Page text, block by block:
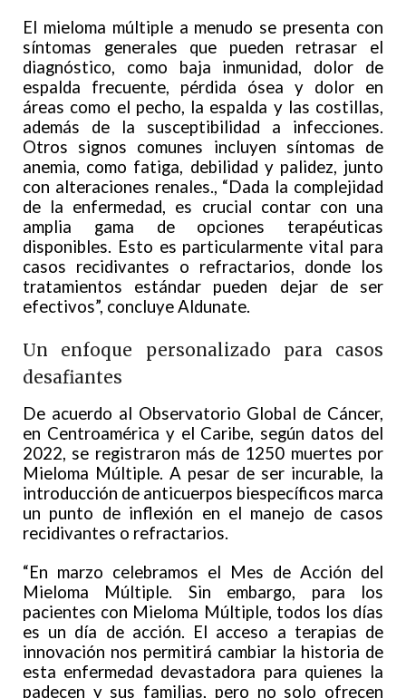
El mieloma múltiple a menudo se presenta con
síntomas generales que pueden retrasar el
diagnóstico, como baja inmunidad, dolor de
espalda frecuente, pérdida ósea y dolor en
áreas como el pecho, la espalda y las costillas,
además de la susceptibilidad a infecciones.
Otros signos comunes incluyen síntomas de
anemia, como fatiga, debilidad y palidez, junto
con alteraciones renales., “Dada la complejidad
de la enfermedad, es crucial contar con una
amplia gama de opciones terapéuticas
disponibles. Esto es particularmente vital para
casos recidivantes o refractarios, donde los
tratamientos estándar pueden dejar de ser
efectivos”, concluye Aldunate.
Un enfoque personalizado para casos
desafiantes
De acuerdo al Observatorio Global de Cáncer,
en Centroamérica y el Caribe, según datos del
2022, se registraron más de 1250 muertes por
Mieloma Múltiple. A pesar de ser incurable, la
introducción de anticuerpos biespecíficos marca
un punto de inflexión en el manejo de casos
recidivantes o refractarios.
“En marzo celebramos el Mes de Acción del
Mieloma Múltiple. Sin embargo, para los
pacientes con Mieloma Múltiple, todos los días
es un día de acción. El acceso a terapias de
innovación nos permitirá cambiar la historia de
esta enfermedad devastadora para quienes la
padecen y sus familias, pero no solo ofrecen